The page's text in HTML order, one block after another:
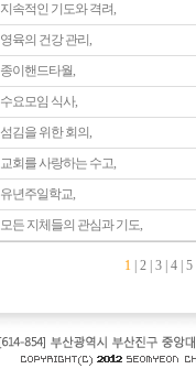
지속적인 기도와 격려,
영육의 건강 관리,
종이핸드타월,
수요모임 식사,
섬김을 위한 회의,
교회를 사랑하는 수고,
유년주일학교,
모든 지체들의 관심과 기도,
1| 2| 3| 4| 5|